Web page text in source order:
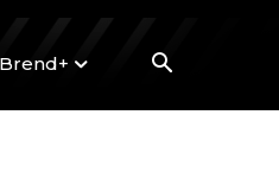
Brend+